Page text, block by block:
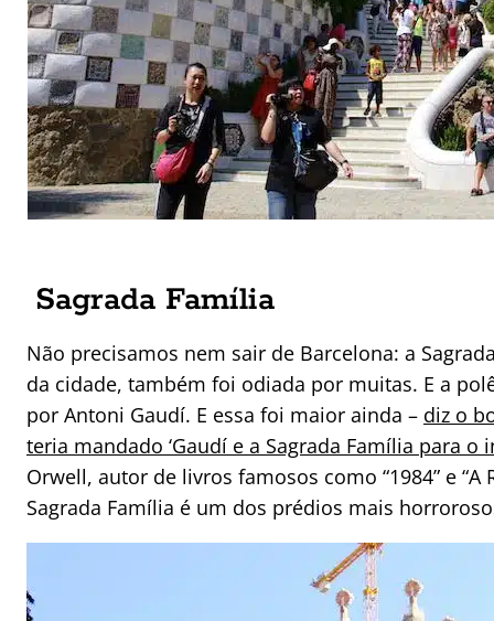
Sagrada Família
Não precisamos nem sair de Barcelona: a
da cidade, também foi odiada por muitas. E a
por Antoni Gaudí. E essa foi maior ainda – diz o
teria mandado ‘Gaudí e a Sagrada Família para o
Orwell, autor de livros famosos como “1984” e “A
Sagrada Família é um dos prédios mais